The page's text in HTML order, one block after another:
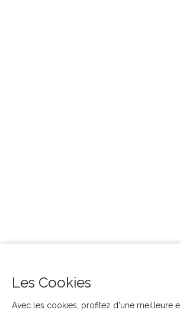
Les Cookies
Avec les cookies, profitez d'une meilleure